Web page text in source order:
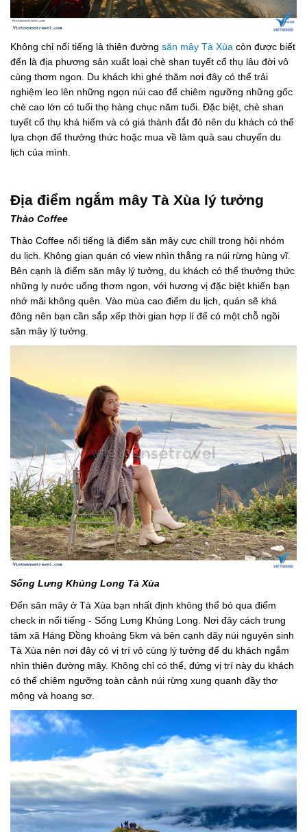
Không chỉ nối tiếng là thiên đường săn mây Tà Xùa còn được biết
đến là địa phương sản xuất loại chè shan tuyết cổ thụ lâu đời vô
cùng thơm ngon. Du khách khi ghé thăm nơi đây có thể trải
nghiệm leo lên những ngọn núi cao để chiêm ngưỡng những gốc
chè cao lớn có tuổi thọ hàng chục năm tuổi. Đặc biệt, chè shan
tuyết cổ thụ khá hiếm và có giá thành đắt đỏ nên du khách có thể
lựa chọn để thưởng thức hoặc mua về làm quà sau chuyến du
lịch của mình.
Địa điểm ngắm mây Tà Xùa lý tưởng
Thào Coffee
Thào Coffee nổi tiếng là điểm săn mây cực chill trong hội nhóm
du lịch. Không gian quán có view nhìn thẳng ra núi rừng hùng vĩ.
Bên cạnh là điểm săn mây lý tưởng, du khách có thể thưởng thức
những ly nước uống thơm ngon, với hương vị đặc biệt khiến bạn
nhớ mãi không quên. Vào mùa cao điểm du lịch, quán sẽ khá
đông nên bạn cần sắp xếp thời gian hợp lí để có một chỗ ngồi
săn mây lý tưởng.
Sống Lưng Khủng Long Tà Xùa
Đến săn mây ở Tà Xùa bạn nhất định không thể bỏ qua điểm
check in nổi tiếng - Sống Lưng Khủng Long. Nơi đây cách trung
tâm xã Háng Đồng khoảng 5km và bên cạnh dãy núi nguyên sinh
Tà Xùa nên nơi đây có vị trí vô cùng lý tưởng để du khách ngắm
nhìn thiên đường mây. Không chỉ có thể, đứng vị trí này du khách
có thể chiêm ngưỡng toàn cảnh núi rừng xung quanh đầy thơ
mộng và hoang sơ.